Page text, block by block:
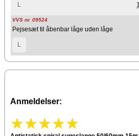
L
VVS nr. 09524
Pejsesæt til åbenbar låge uden låge
L
Anmeldelser: